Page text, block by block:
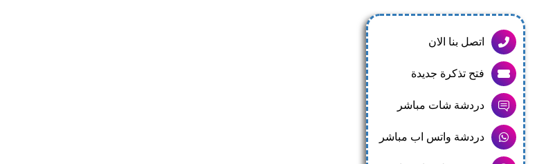
اتصل بنا الان
فتح تذكرة جديدة
دردشة شات مباشر
دردشة واتس اب مباشر